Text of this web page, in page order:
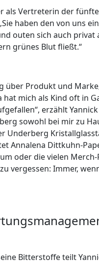
als Vertreterin der
haben den von uns
outen sich auch privat
grünes Blut fließt.“
über Produkt und
hat mich als Kind oft in
erzählt
sowohl bei mir zu
Underberg
Annalena Dittkuhn-
oder die vielen
vergessen: Immer,
Bitterstoffe teilt